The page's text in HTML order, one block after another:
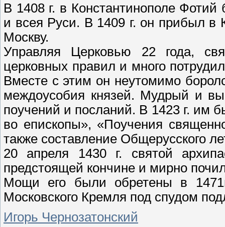
В 1408 г. в Константинополе
и всея Руси. В 1409 г. он прибыл в
Москву.
Управляя Церковью 22 года,
церковных правил и много
Вместе с этим он неутомимо
междоусобия князей. Мудрый и
поучений и посланий. В 1423 г. им
во епископы», «Поучения
также составление Общерусского
20 апреля 1430 г. святой
предстоящей кончине и мирно
Мощи его были обретены в
Московского Кремля под спудом
Игорь Чернозатонский